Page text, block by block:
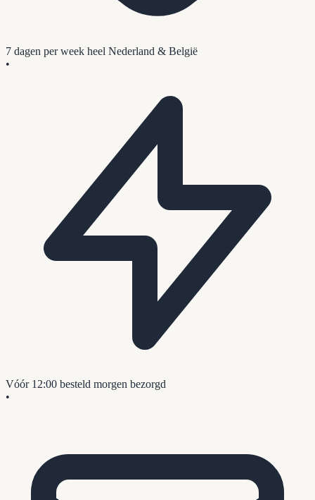
7 dagen per week heel Nederland & België
•
Vóór 12:00 besteld morgen bezorgd
•